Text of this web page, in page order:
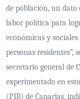
de población, un
labor política para
económicas y
personas residentes”,
secretario general de
experimentado en
(PIB) de Canarias,